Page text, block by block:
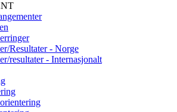
Resultater - Norge
resultater - Internasjonalt